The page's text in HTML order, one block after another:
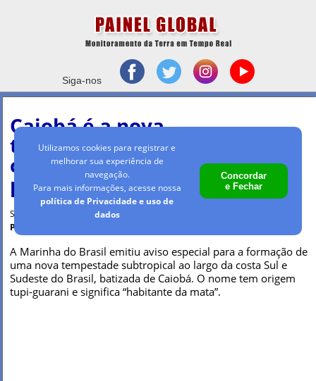
Siga-nos
Caiobá é a nova
tempestade subtropical na
costa do Brasil nomeada
pela Marinha
Segunda-feira, 2 mar 2026 - 15h54
Por Maria Clara Machado
A Marinha do Brasil emitiu aviso especial para a formação de
uma nova tempestade subtropical ao largo da costa Sul e
Sudeste do Brasil, batizada de Caiobá. O nome tem origem
tupi-guarani e significa “habitante da mata”.
Utilizamos cookies para registrar e
melhorar sua experiência de
navegação.
Para mais informações, acesse nossa
política de Privacidade e uso de
dados
Concordar
e Fechar